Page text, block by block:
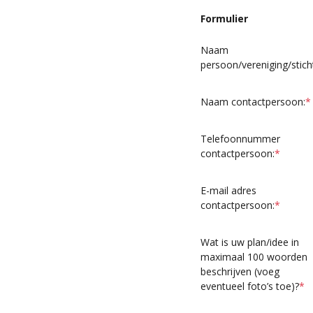
Formulier
Naam
persoon/vereniging/
Naam contactpersoon:*
Telefoonnummer
contactpersoon:*
E-mail adres
contactpersoon:*
Wat is uw plan/idee in
maximaal 100 woorden
beschrijven (voeg
eventueel foto’s toe)?*